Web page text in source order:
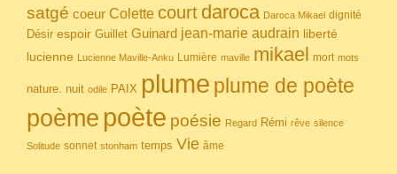
satgé coeur Colette court daroca Daroca Mikael dignité
Désir espoir Guillet Guinard jean-marie audrain liberté
lucienne Lucienne Maville-Anku Lumière maville mikael mort mots
nature. nuit odile PAIX plume plume de poète
poème poète poésie Regard Rémi rêve silence
Solitude sonnet stonham temps Vie âme